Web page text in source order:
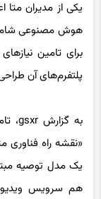
هوش مصنوعی
برای تامین
پلتفرم‌های آن
یک مدل توصیه
هم سرویس
سنتی‌تر و طولانی‌تر